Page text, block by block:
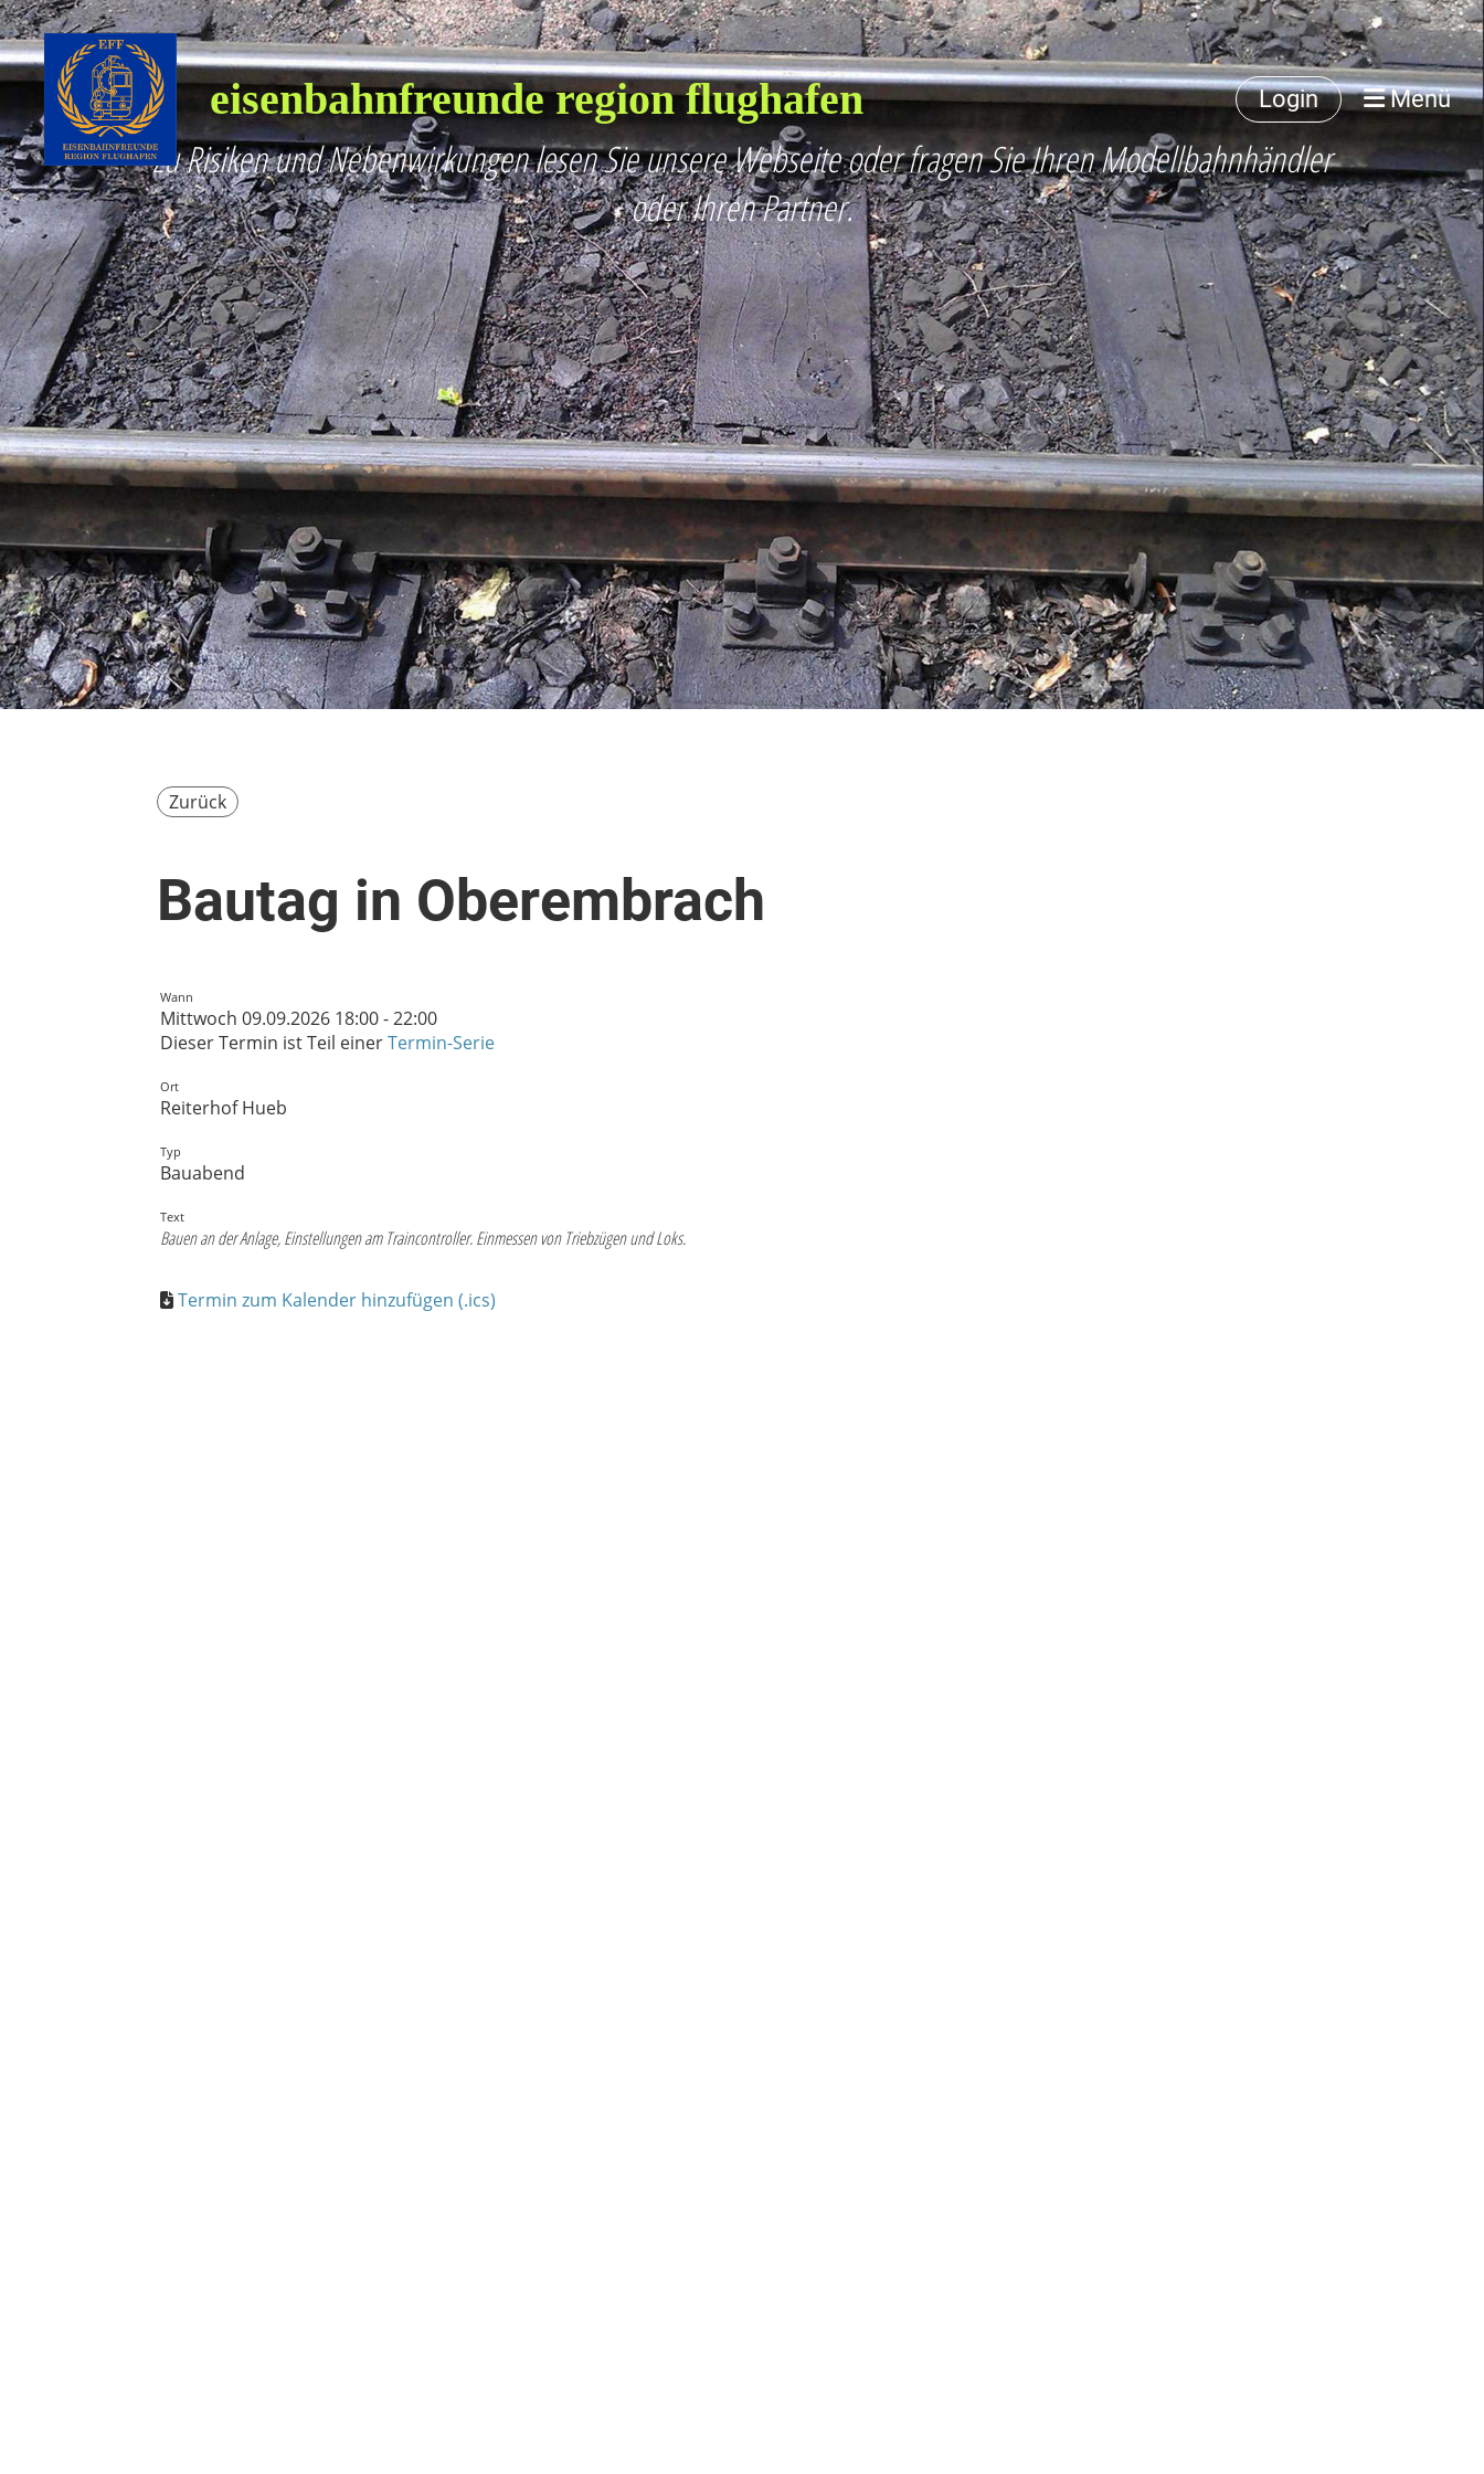
eisenbahnfreunde region flughafen Login Menü
Zu Risiken und Nebenwirkungen lesen Sie unsere Webseite oder fragen Sie Ihren Modellbahnhändler
oder Ihren Partner.
Zurück
Bautag in Oberembrach
Wann
Mittwoch 09.09.2026 18:00 - 22:00
Dieser Termin ist Teil einerTermin-Serie
Ort
Reiterhof Hueb
Typ
Bauabend
Text
Bauen an der Anlage, Einstellungen am Traincontroller. Einmessen von Triebzügen und Loks.
Termin zum Kalender hinzufügen (.ics)